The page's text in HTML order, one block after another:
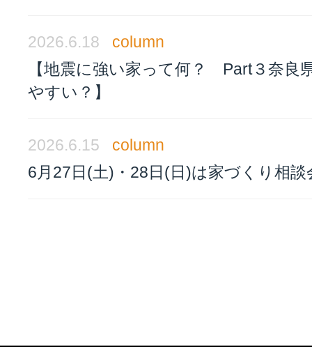
2026.6.18
column
【地震に強い家って何？ Part３奈良
やすい？】
2026.6.15
column
6月27日(土)・28日(日)は家づくり相談